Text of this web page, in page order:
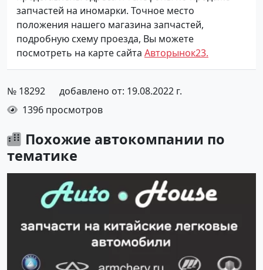
запчастей на иномарки. Точное место
положения нашего магазина запчастей,
подробную схему проезда, Вы можете
посмотреть на карте сайта Авторынок23.
№ 18292
добавлено от: 19.08.2022 г.
1396 просмотров
Похожие автокомпании по
тематике